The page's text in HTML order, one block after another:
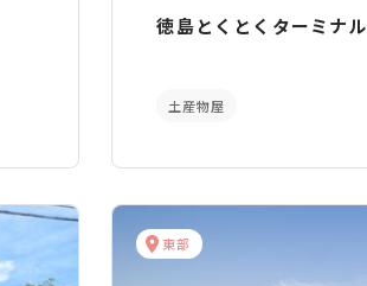
徳島とくとくターミナル
土産物屋
東部